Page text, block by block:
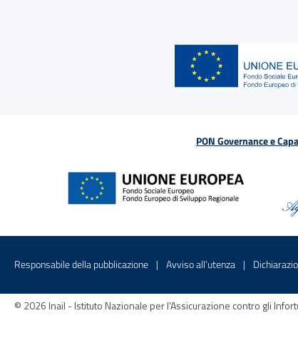
PON Governance e
Menu di servizio
Responsabile della pubblicazione Sito interno - Apre in una nuova
Avviso all’utenza Sito interno
© 2026 Inail - Istituto Nazionale per l'Assicurazione contro gli